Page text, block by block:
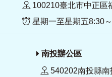
100210臺北市中正區
星期一至星期五8:30
南投辦公區
540202南投縣